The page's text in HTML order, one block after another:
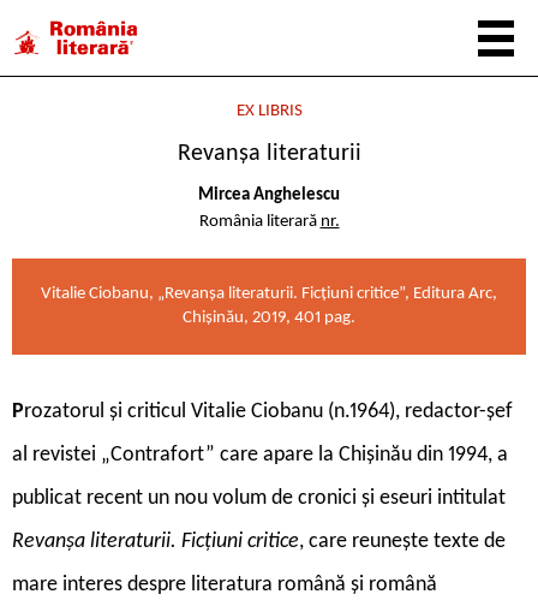
EX LIBRIS
Revanșa literaturii
Mircea Anghelescu
România literară nr.
Vitalie Ciobanu, „Revanșa literaturii. Ficțiuni critice”, Editura Arc,
Chișinău, 2019, 401 pag.
Prozatorul și criticul Vitalie Ciobanu (n.1964), redactor-șef
al revistei „Contrafort” care apare la Chișinău din 1994, a
publicat recent un nou volum de cronici și eseuri intitulat
Revanșa literaturii. Ficțiuni critice, care reunește texte de
mare interes despre literatura română și română